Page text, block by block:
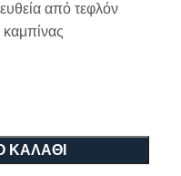
από τεφλόν
καμπίνας
ΚΑΛΆΘΙ